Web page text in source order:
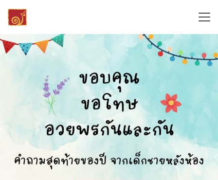
Skip
content
Search
for: